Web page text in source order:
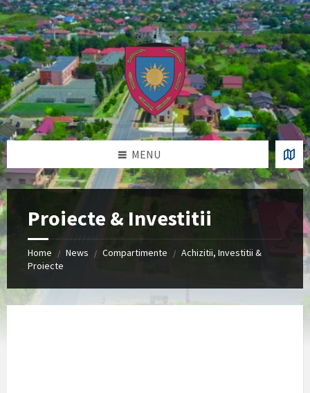
Skip
to
content
Skip
to
left
sidebar
Skip
to
right
sidebar
Skip
to
footer
MENU
Proiecte & Investitii
Home / News / Compartimente / Achizitii, Investitii &
Proiecte